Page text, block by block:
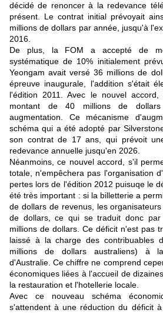
décidé de renoncer à la redevance
présent. Le contrat initial prévoyait
millions de dollars par année, jusqu'à
2016.
De plus, la FOM a accepté de
systématique de 10% initialement
Yeongam avait versé 36 millions de
épreuve inaugurale, l'addition s'était
l'édition 2011. Avec le nouvel
montant de 40 millions de
augmentation. Ce mécanisme
schéma qui a été adopté par
son contrat de 17 ans , qui prévoit
redevance annuelle jusqu'en 2026.
Néanmoins, ce nouvel accord, s'il
totale, n'empêchera pas l'organisation
pertes lors de l'édition 2012 puisuqe le
été très important : si la billetterie a
de dollars de revenus, les
de dollars, ce qui se traduit donc
millions de dollars. Ce déficit n'est pas
laissé à la charge des contribuables
millions de dollars australiens) à
d'Australie. Ce chiffre ne comprend
économiques liées à l'accueil de
la restauration et l'hotellerie locale.
Avec ce nouveau schéma
s'attendent à une réduction du déficit